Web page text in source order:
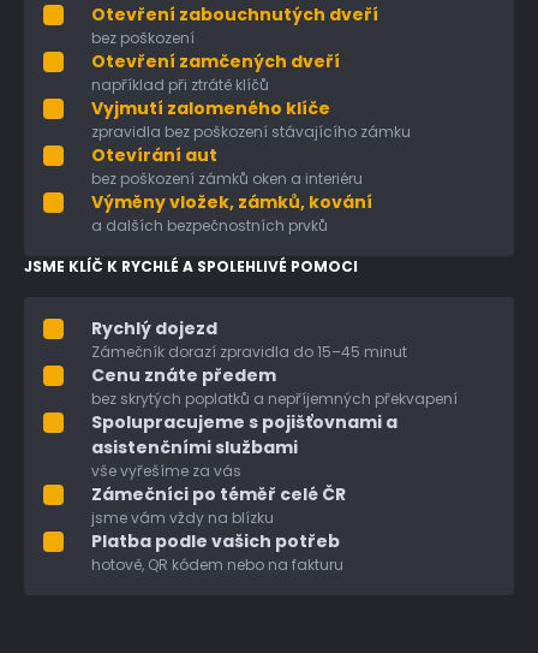
Otevření zabouchnutých dveří
bez poškození
Otevření zamčených dveří
například při ztrátě klíčů
Vyjmutí zalomeného klíče
zpravidla bez poškození stávajícího zámku
Otevírání aut
bez poškození zámků oken a interiéru
Výměny vložek, zámků, kování
a dalších bezpečnostních prvků
JSME KLÍČ K RYCHLÉ A SPOLEHLIVÉ POMOCI
Rychlý dojezd
Zámečník dorazí zpravidla do 15–45 minut
Cenu znáte předem
bez skrytých poplatků a nepříjemných překvapení
Spolupracujeme s pojišťovnami a
asistenčními službami
vše vyřešíme za vás
Zámečníci po téměř celé ČR
jsme vám vždy na blízku
Platba podle vašich potřeb
hotově, QR kódem nebo na fakturu